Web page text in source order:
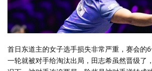
首日东道主的女子选手损失非常严重，赛会的
一轮就被对手给淘汰出局，田志希虽然晋级了